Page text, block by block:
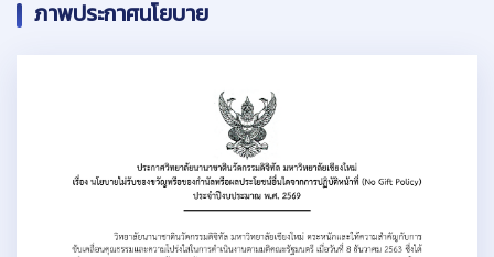
ภาพประกาศนโยบาย